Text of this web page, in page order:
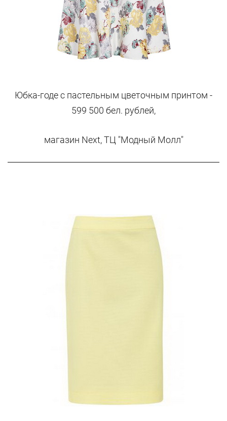
Юбка-годе с пастельным цветочным принтом -
599 500 бел. рублей,
магазин Next, ТЦ "Модный Молл"